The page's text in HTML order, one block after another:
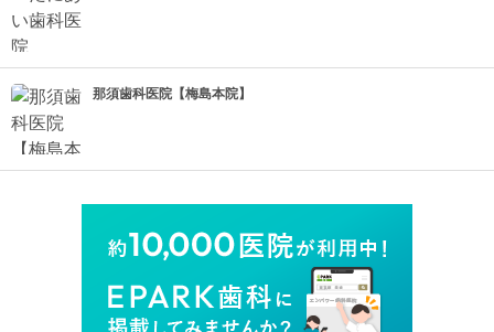
那須歯科医院【梅島本院】